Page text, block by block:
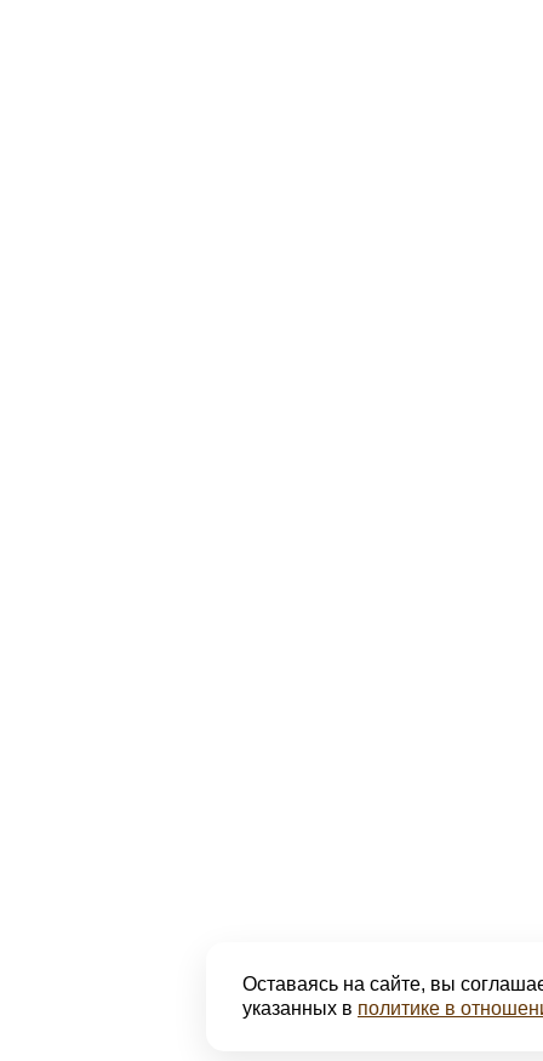
Оставаясь на сайте, вы
указанных в политике в